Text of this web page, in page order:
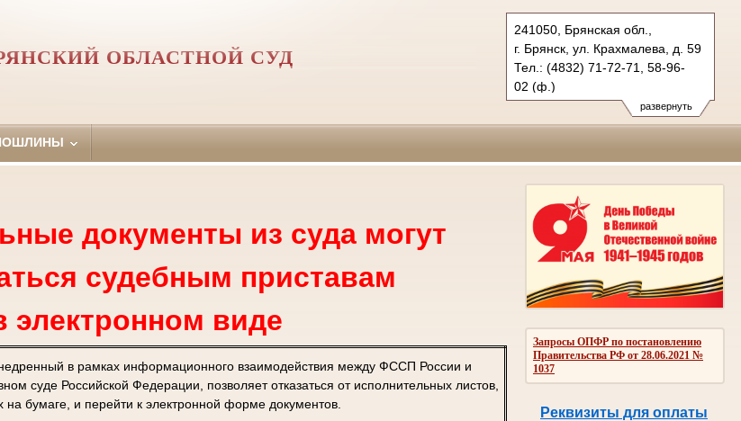
развернуть
241050, Брянская обл.,
г. Брянск, ул. Крахмалева, д. 59
Тел.: (4832) 71-72-71, 58-96-
02 (ф.)
oblsud.brj@sudrf.ru
ОБЛАСТНОЙ СУД
Запросы ОПФР по постановлению
Правительства РФ от 28.06.2021 №
1037
Реквизиты для оплаты
документы из суда могут
судебным приставам
электронном виде
в рамках информационного взаимодействия между ФССП России и
суде Российской Федерации, позволяет отказаться от исполнительных листов,
на бумаге, и перейти к электронной форме документов.